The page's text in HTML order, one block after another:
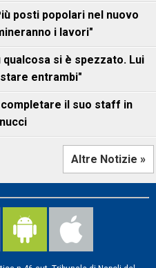
posti popolari nel nuovo
i lavori"
qualcosa si è spezzato. Lui
entrambi"
il suo staff in
Altre Notizie »